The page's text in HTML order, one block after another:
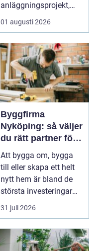
anläggningsprojekt,
med ansvar för att
01 augusti 2026
Byggfirma
Nyköping: så väljer
du rätt partner för
ditt projekt
Att bygga om, bygga
till eller skapa ett helt
nytt hem är bland de
största investeringar
m...
31 juli 2026